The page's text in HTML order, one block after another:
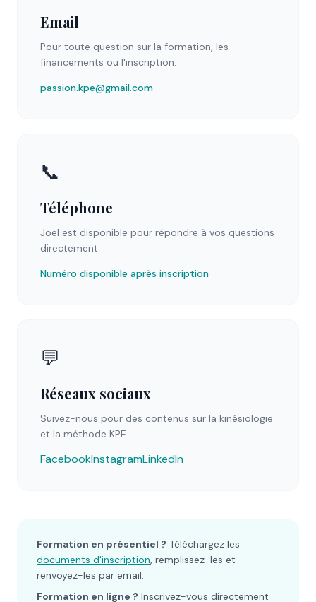
Email
Pour toute question sur la formation, les
financements ou l'inscription.
passion.kpe@gmail.com
📞
Téléphone
Joël est disponible pour répondre à vos questions
directement.
Numéro disponible après inscription
💬
Réseaux sociaux
Suivez-nous pour des contenus sur la kinésiologie
et la méthode KPE.
FacebookInstagramLinkedIn
Formation en présentiel ? Téléchargez les
documents d'inscription, remplissez-les et
renvoyez-les par email.
Formation en ligne ? Inscrivez-vous directement